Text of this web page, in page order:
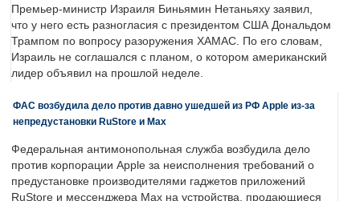
Премьер-министр Израиля Биньямин Нетаньяху заявил,
что у него есть разногласия с президентом США Дональдом
Трампом по вопросу разоружения ХАМАС. По его словам,
Израиль не соглашался с планом, о котором американский
лидер объявил на прошлой неделе.
ФАС возбудила дело против давно ушедшей из РФ Apple из-за
непредустановки RuStore и Max
Федеральная антимонопольная служба возбудила дело
против корпорации Apple за неисполнения требований о
предустановке производителями гаджетов приложений
RuStore и мессенджера Max на устройства, продающиеся